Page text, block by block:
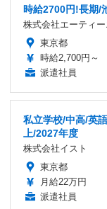
時給2700円!長期/
株式会社エーティー
東京都
時給2,700円～
派遣社員
私立学校/中高/英
上/2027年度
株式会社イスト
東京都
月給22万円
派遣社員